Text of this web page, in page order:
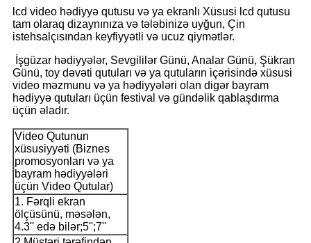
cd video hədiyyə qutusu və ya ekranlı Xüsusi lcd qutusu
tam olaraq dizaynınıza və tələbinizə uyğun, Çin
istehsalçısından keyfiyyətli və ucuz qiymətlər.
İşgüzar hədiyyələr, Sevgililər Günü, Analar Günü, Şükran
Günü, toy dəvəti qutuları və ya qutuların içərisində xüsusi
video məzmunu və ya hədiyyələri olan digər bayram
hədiyyə qutuları üçün festival və gündəlik qablaşdırma
üçün əladır.
Video Qutunun
xüsusiyyəti (Biznes
promosyonları və ya
bayram hədiyyələri
üçün Video Qutular)
1. Fərqli ekran
ölçüsünü, məsələn,
4.3'' edə bilər;5'';7''